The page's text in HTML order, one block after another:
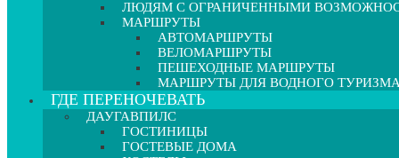
ЛЮДЯМ С ОГРАНИЧЕННЫМИ
МАРШРУТЫ
АВТОМАРШРУТЫ
ВЕЛОМАРШРУТЫ
ПЕШЕХОДНЫЕ МАРШРУТЫ
МАРШРУТЫ ДЛЯ ВОДНОГО ТУРИЗМА
ГДЕ ПЕРЕНОЧЕВАТЬ
ДАУГАВПИЛС
ГОСТИНИЦЫ
ГОСТЕВЫЕ ДОМА